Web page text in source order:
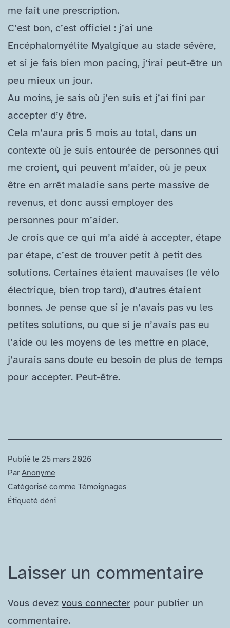
me fait une prescription.
C’est bon, c’est officiel : j’ai une
Encéphalomyélite Myalgique au stade sévère,
et si je fais bien mon pacing, j’irai peut-​être un
peu mieux un jour.
Au moins, je sais où j’en suis et j’ai fini par
accepter d’y être.
Cela m’aura pris 5 mois au total, dans un
contexte où je suis entourée de personnes qui
me croient, qui peuvent m’aider, où je peux
être en arrêt maladie sans perte massive de
revenus, et donc aussi employer des
personnes pour m’aider.
Je crois que ce qui m’a aidé à accepter, étape
par étape, c’est de trouver petit à petit des
solutions. Certaines étaient mauvaises (le vélo
électrique, bien trop tard), d’autres étaient
bonnes. Je pense que si je n’avais pas vu les
petites solutions, ou que si je n’avais pas eu
l’aide ou les moyens de les mettre en place,
j’aurais sans doute eu besoin de plus de temps
pour accepter. Peut-être.
Publié le 25 mars 2026
ParAnonyme
Catégorisé comme Témoignages
Étiqueté déni
Laisser un commentaire
Vous devez vous connecter pour publier un
commentaire.